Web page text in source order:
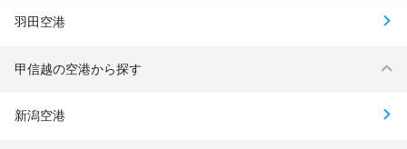
羽田空港
甲信越の空港から探す
新潟空港